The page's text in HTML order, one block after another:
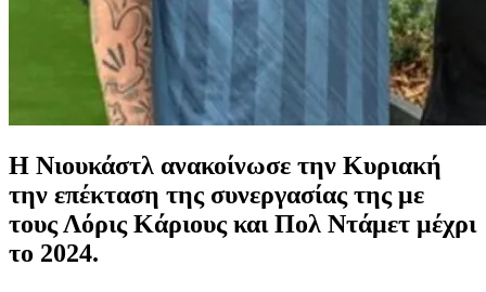
Η Νιουκάστλ ανακοίνωσε την Κυριακή
την επέκταση της συνεργασίας της με
τους Λόρις Κάριους και Πολ Ντάμετ μέχρι
το 2024.